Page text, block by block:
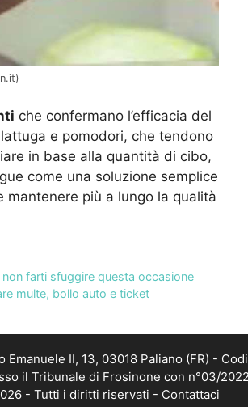
che confermano l’efficacia del
e pomodori, che tendono
in base alla quantità di cibo,
come una soluzione semplice
più a lungo la qualità
farti sfuggire questa occasione
multe, bollo auto e ticket
II, 13, 03018 Paliano (FR) -
il Tribunale di Frosinone con n°03/
- Tutti i diritti riservati - Contattaci